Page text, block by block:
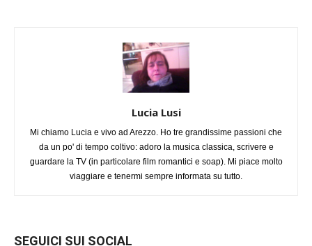
Lucia Lusi
Mi chiamo Lucia e vivo ad Arezzo. Ho tre grandissime passioni che
da un po' di tempo coltivo: adoro la musica classica, scrivere e
guardare la TV (in particolare film romantici e soap). Mi piace molto
viaggiare e tenermi sempre informata su tutto.
SEGUICI SUI SOCIAL